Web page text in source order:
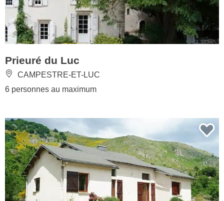
Prieuré du Luc
CAMPESTRE-ET-LUC
6 personnes au maximum